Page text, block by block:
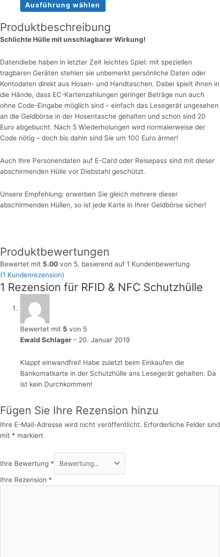
Ausführung wählen
Produktbeschreibung
Schlichte Hülle mit unschlagbarer Wirkung!
Datendiebe haben in letzter Zeit leichtes Spiel: mit speziellen
tragbaren Geräten stehlen sie unbemerkt persönliche Daten oder
Kontodaten direkt aus Hosen- und Handtaschen. Dabei spielt ihnen in
die Hände, dass EC-Kartenzahlungen geringer Beträge nun auch
ohne Code-Eingabe möglich sind – einfach das Lesegerät ungesehen
an die Geldbörse in der Hosentasche gehalten und schon sind 20
Euro abgebucht. Nach 5 Wiederholungen wird normalerweise der
Code nötig – doch bis dahin sind Sie um 100 Euro ärmer!
Auch Ihre Personendaten auf E-Card oder Reisepass sind mit dieser
abschirmenden Hülle vor Diebstahl geschützt.
Unsere Empfehlung: erwerben Sie gleich mehrere dieser
abschirmenden Hüllen, so ist jede Karte in Ihrer Geldbörse sicher!
Produktbewertungen
Bewertet mit 5.00 von 5, basierend auf 1 Kundenbewertung
(1 Kundenrezension)
1 Rezension für RFID & NFC Schutzhülle
Bewertet mit 5 von 5
Ewald Schlager– 20. Januar 2019
Klappt einwandfrei! Habe zuletzt beim Einkaufen die
Bankomatkarte in der Schutzhülle ans Lesegerät gehalten. Da
ist kein Durchkommen!
Fügen Sie Ihre Rezension hinzu
Ihre E-Mail-Adresse wird nicht veröffentlicht. Erforderliche Felder sind
mit * markiert
Ihre Bewertung *
Ihre Rezension *